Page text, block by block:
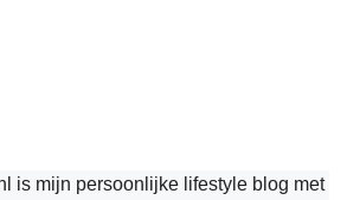
is mijn persoonlijke lifestyle blog met